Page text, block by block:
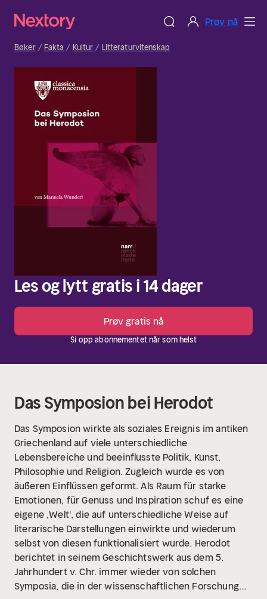
Prøv nå
Bøker Fakta Kultur Litteraturvitenskap
Les og lytt gratis i 14 dager
Prøv gratis nå
Si opp abonnementet når som helst
Das Symposion bei Herodot
Das Symposion wirkte als soziales Ereignis im antiken
Griechenland auf viele unterschiedliche
Lebensbereiche und beeinflusste Politik, Kunst,
Philosophie und Religion. Zugleich wurde es von
äußeren Einflüssen geformt. Als Raum für starke
Emotionen, für Genuss und Inspiration schuf es eine
eigene ,Welt', die auf unterschiedliche Weise auf
literarische Darstellungen einwirkte und wiederum
selbst von diesen funktionalisiert wurde. Herodot
berichtet in seinem Geschichtswerk aus dem 5.
Jahrhundert v. Chr. immer wieder von solchen
Symposia, die in der wissenschaftlichen Forschung